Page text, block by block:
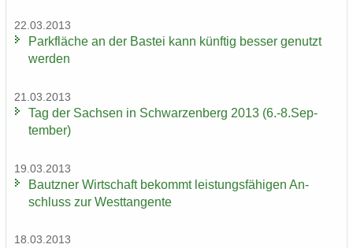
22.03.2013
Park­flä­che an der Bas­tei kann künf­tig bes­ser ge­nutzt
wer­den
21.03.2013
Tag der Sach­sen in Schwar­zen­berg 2013 (6.-8.Sep­
tem­ber)
19.03.2013
Bautz­ner Wirt­schaft be­kommt leis­tungs­fä­hi­gen An­
schluss zur West­tan­gen­te
18.03.2013